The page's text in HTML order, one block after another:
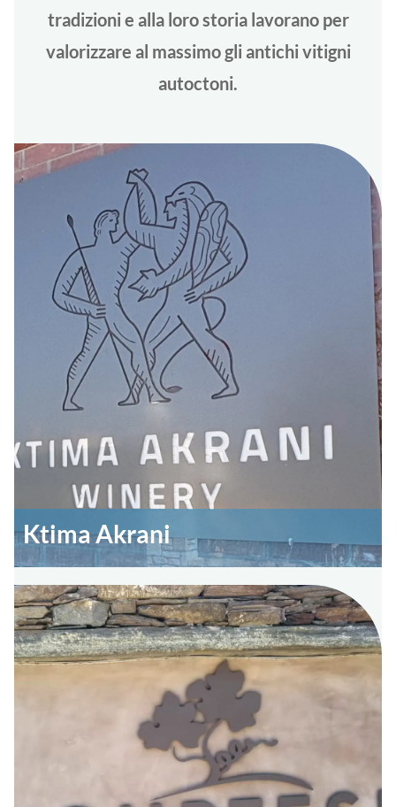
tradizioni e alla loro storia lavorano per
valorizzare al massimo gli antichi vitigni
autoctoni.
Ktima Akrani